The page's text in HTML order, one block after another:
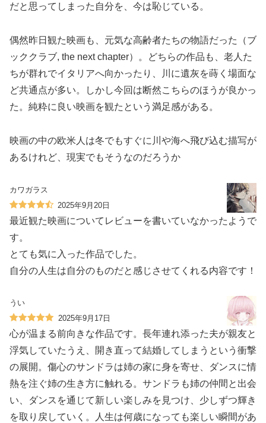
だと思ってしまった自分を、今は恥じている。
偶然昨日観た映画も、元気な高齢者たちの物語だった（ブ
ッククラブ, the next chapter）。どちらの作品も、老人た
ちが群れでイタリアへ向かったり、川に遺灰を蒔く場面な
ど共通点が多い。しかし今回は断然こちらのほうが良かっ
た。純粋に良い映画を観たという満足感がある。
映画の中の欧米人は冬でもすぐに川や海へ飛び込む描写が
あるけれど、現実でもそうなのだろうか
カワガラス
2025年9月20日
最近観た映画についてレビューを書いていなかったようで
す。
とても気に入った作品でした。
自分の人生は自分のものだと感じさせてくれる内容です！
うい
2025年9月17日
心が温まる前向きな作品です。長年連れ添った夫が親友と
浮気していたうえ、開き直って結婚してしまうという衝撃
の展開。傷心のサンドラは姉の家に身を寄せ、ダンスに情
熱を注ぐ姉の生き方に触れる。サンドラも姉の仲間と出会
い、ダンスを通じて新しい楽しみを見つけ、少しずつ輝き
を取り戻していく。人生は何歳になっても楽しい瞬間があ